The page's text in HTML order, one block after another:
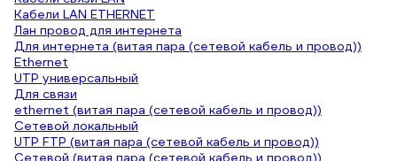
Кабели LAN ETHERNET
Лан провод для интернета
Для интернета (витая пара (сетевой кабель и провод))
Ethernet
UTP универсальный
Для связи
ethernet (витая пара (сетевой кабель и провод))
Сетевой локальный
UTP FTP (витая пара (сетевой кабель и провод))
Сетевой (витая пара (сетевой кабель и провод))